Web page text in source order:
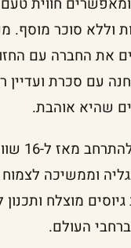
ומאפשרים חווית
את החברה עם
עם סכרת ועדיין
שהיא אוהבת.
החברה
וממשיכה
מוצלח ותכנון
העולם.